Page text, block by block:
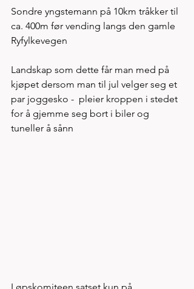
Sondre yngstemann på 10km tråkker til
ca. 400m før vending langs den gamle
Ryfylkevegen
Landskap som dette får man med på
kjøpet dersom man til jul velger seg et
par joggesko -  pleier kroppen i stedet
for å gjemme seg bort i biler og
tuneller å sånn